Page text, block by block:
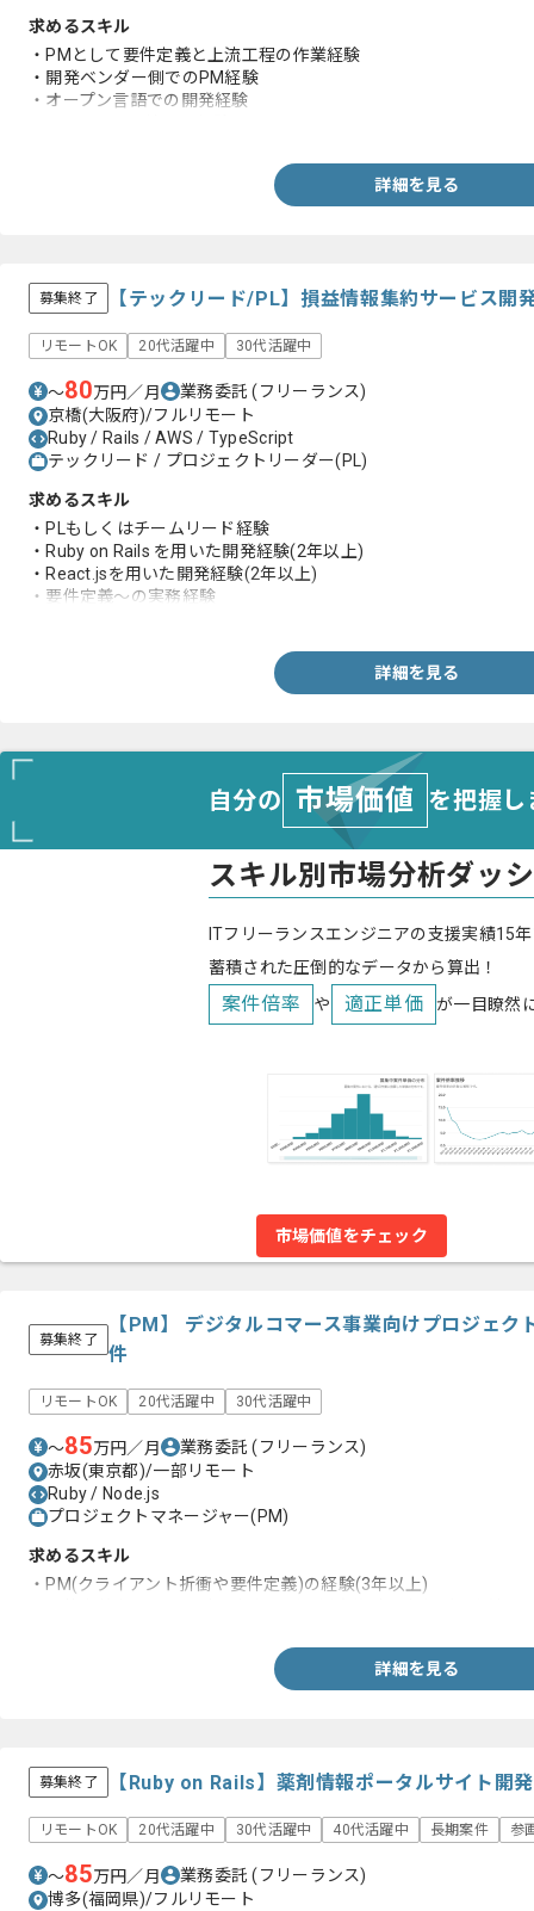
求めるスキル
・PMとして要件定義と上流工程の作業経験
・開発ベンダー側でのPM経験
・オープン言語での開発経験
詳細を見る
募集終了 【テックリード/PL】損益情報集約サービス開
リモートOK 20代活躍中 30代活躍中
〜80万円／月 業務委託(フリーランス)
京橋(大阪府)/フルリモート
Ruby / Rails / AWS / TypeScript
テックリード / プロジェクトリーダー(PL)
求めるスキル
・PLもしくはチームリード経験
・Ruby on Rails を用いた開発経験(2年以上)
・React.jsを用いた開発経験(2年以上)
・要件定義～の実務経験
詳細を見る
自分の 市場価値 を把握
スキル別市場分析ダッ
ITフリーランスエンジニアの支援実績15
蓄積された圧倒的なデータから算出！
案件倍率 や 適正単価 が一目瞭然
市場価値をチェック
募集終了
【PM】 デジタルコマース事業向けプロジェク
件
リモートOK 20代活躍中 30代活躍中
〜85万円／月 業務委託(フリーランス)
赤坂(東京都)/一部リモート
Ruby / Node.js
プロジェクトマネージャー(PM)
求めるスキル
・PM(クライアント折衝や要件定義)の経験(3年以上)
詳細を見る
募集終了 【Ruby on Rails】薬剤情報ポータルサイト開
リモートOK 20代活躍中 30代活躍中 40代活躍中 長期案件 参
〜85万円／月 業務委託(フリーランス)
博多(福岡県)/フルリモート